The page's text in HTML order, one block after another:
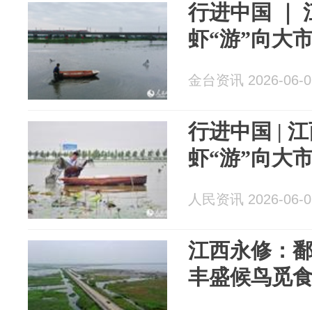
行进中国 ｜
虾“游”向大
金台资讯 2026-06-
行进中国 |
虾“游”向大
人民资讯 2026-06-
江西永修：
丰盛候鸟觅